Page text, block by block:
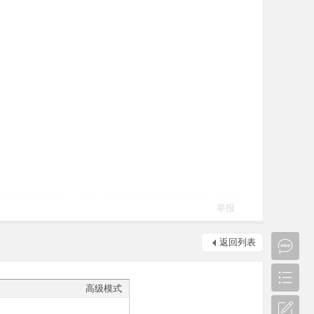
举报
返回列表
高级模式